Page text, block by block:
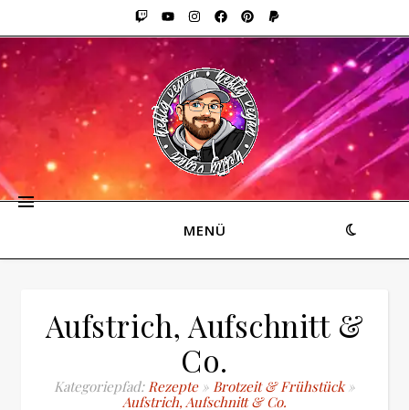
MENÜ
Aufstrich, Aufschnitt &
Co.
Kategoriepfad:Rezepte» Brotzeit & Frühstück»
Aufstrich, Aufschnitt & Co.